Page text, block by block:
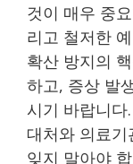
것이 매우 중
리고 철저한
확산 방지의
하고, 증상 발
시기 바랍니
대처와 의료
잊지 말아야